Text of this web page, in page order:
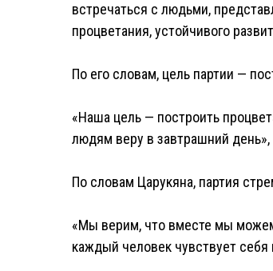
встречаться с людьми,
процветания, устойчивого
По его словам, цель партии —
«Наша цель — построить
людям веру в завтрашний день»,
По словам Царукяна, партия
«Мы верим, что вместе мы
каждый человек чувствует